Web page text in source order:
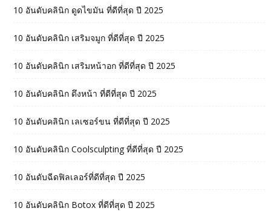
10 อันดับคลินิก ดูดไขมัน ที่ดีที่สุด ปี 2025
10 อันดับคลินิก เสริมจมูก ที่ดีที่สุด ปี 2025
10 อันดับคลินิก เสริมหน้าอก ที่ดีที่สุด ปี 2025
10 อันดับคลินิก ดึงหน้า ที่ดีที่สุด ปี 2025
10 อันดับคลินิก เลเซอร์ขน ที่ดีที่สุด ปี 2025
10 อันดับคลินิก Coolsculpting ที่ดีที่สุด ปี 2025
10 อันดับฉีดฟิลเลอร์ที่ดีที่สุด ปี 2025
10 อันดับคลินิก Botox ที่ดีที่สุด ปี 2025